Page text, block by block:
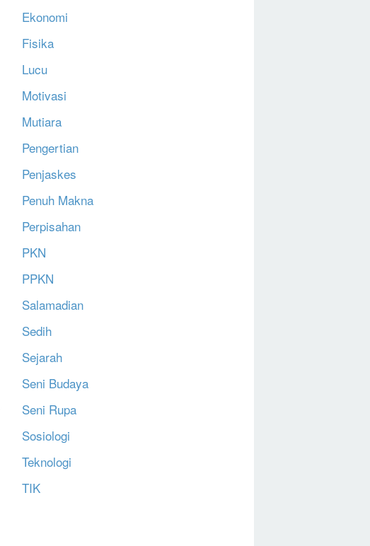
Ekonomi
Fisika
Lucu
Motivasi
Mutiara
Pengertian
Penjaskes
Penuh Makna
Perpisahan
PKN
PPKN
Salamadian
Sedih
Sejarah
Seni Budaya
Seni Rupa
Sosiologi
Teknologi
TIK